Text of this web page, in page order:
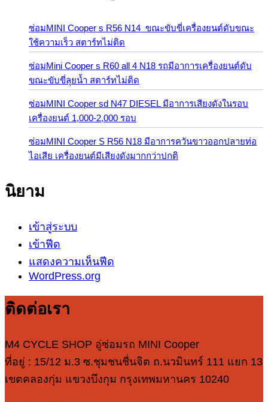
ซ่อมMINI Cooper s R56 N14 ขณะขับขี่เครื่องยนต์ดับขณะ
ใช้ความเร็ว สตาร์ทไม่ติด
ซ่อมMini Cooper s R60 all 4 N18 รถมีอาการเครื่องยนต์ดับ
ขณะขับขี่ลุยน้ำ สตาร์ทไม่ติด
ซ่อมMINI Cooper sd N47 DIESEL มีอาการเสียงดังในรอบ
เครื่องยนต์ 1,000-2,000 รอบ
ซ่อมMINI Cooper S R56 N18 มีอาการควันขาวออกปลายท่อ
ไอเสีย เครื่องยนต์มีเสียงดังมากกว่าปกติ
นิยาม
เข้าสู่ระบบ
เข้าฟีด
แสดงความเห็นฟีด
WordPress.org
ติดต่อเรา
M4 CYCLE SHOP อู่ซ่อมรถ MINI Cooper
ที่อยู่ : 15/12 ม.3 ซ.ชุมชนชื่นจิต ถ.นวมินทร์ 111 แยก 13
เขตคลองกุ่ม แขวงบึงกุม กรุงเทพมหานคร 10240